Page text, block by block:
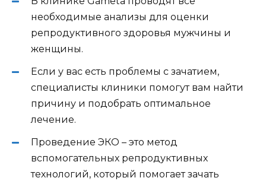
необходимые анализы для оценки
репродуктивного здоровья мужчины и
женщины.
Если у вас есть проблемы с зачатием,
специалисты клиники помогут вам найти
причину и подобрать оптимальное
лечение.
Проведение ЭКО – это метод
вспомогательных репродуктивных
технологий, который помогает зачать